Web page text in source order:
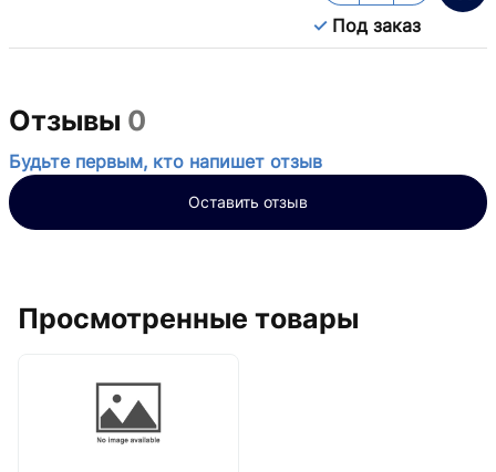
Под заказ
Отзывы 0
Будьте первым, кто напишет отзыв
Оставить отзыв
Просмотренные товары